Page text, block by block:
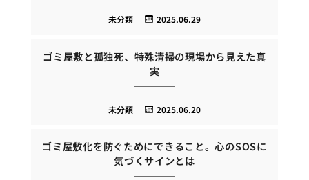
2025.06.29
未分類
ゴミ屋敷と孤独死、特殊清掃の現場から見えた真
実
2025.06.20
未分類
ゴミ屋敷化を防ぐためにできること。心のSOSに
気づくサインとは